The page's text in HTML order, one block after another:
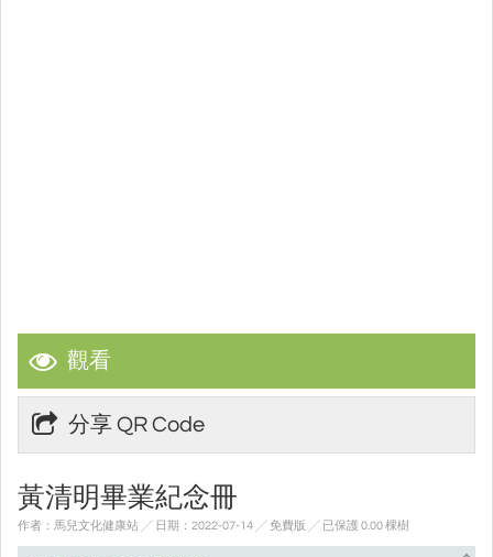
觀看
分享 QR Code
黃清明畢業紀念冊
作者：馬兒文化健康站 ╱ 日期：2022-07-14 ╱ 免費版 ╱ 已保護 0.00 棵樹